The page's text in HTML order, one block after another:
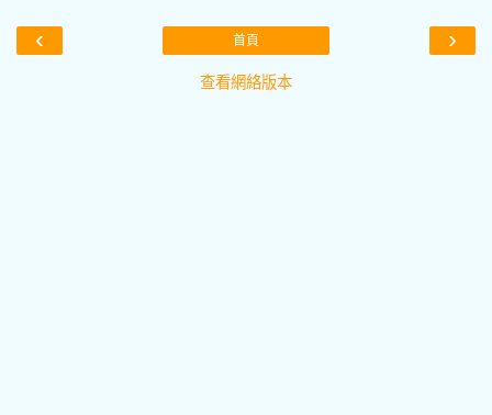
‹ ›
首頁
查看網絡版本